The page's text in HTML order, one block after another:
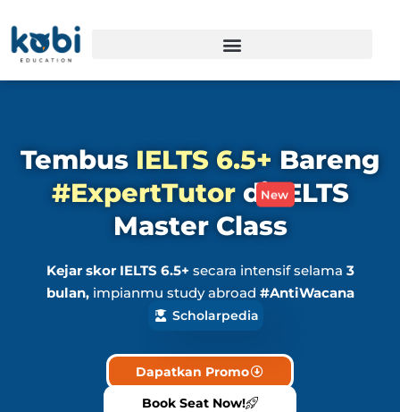
New
Scholarpedia
Tembus IELTS 6.5+ Bareng
#ExpertTutordi IELTS
Master Class
Kejar skor IELTS 6.5+ secara intensif selama 3
bulan,impianmu study abroad #AntiWacana
lagi!
Dapatkan Promo
Book Seat Now!